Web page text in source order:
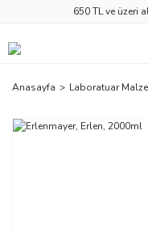
650 TL ve üzeri
Anasayfa Laboratuar